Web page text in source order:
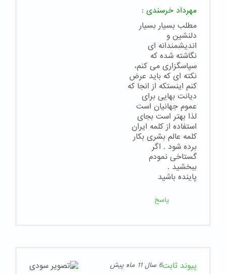
مهرداد خرسندی :
مطلب بسیار بسیار
دلنشین و
اندیشمندانه ای
نگاشته شده که
سپاسگزاری می کنم،
نکته ای که باید عرض
کنم اینستکه از انجا که
دیانت بهایی برای
عموم جهانیان است
لذا بهتر است بجای
استفاده از کلمه ایران
کلمه عالم بشری بکار
برده شود . اگر
گستاخی نمودم
ببخشید .
پاینده باشید
پاسخ
پیوند ثابت6 سال 11 ماه پیش